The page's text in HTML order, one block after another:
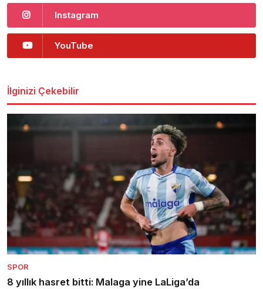
Instagram
YouTube
İlginizi Çekebilir
SPOR
8 yıllık hasret bitti: Malaga yine LaLiga’da